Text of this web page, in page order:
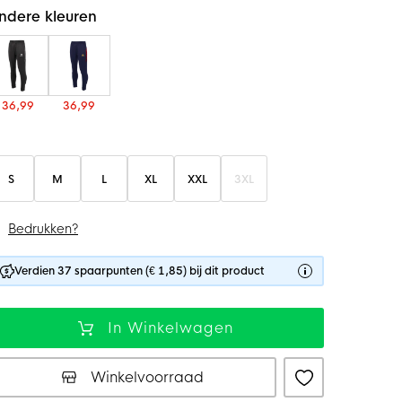
kleuren
36,99 36,99
S M L XL XXL 3XL
Bedrukken?
Verdien 37 spaarpunten (€ 1,85) bij dit product
In Winkelwagen
Winkelvoorraad